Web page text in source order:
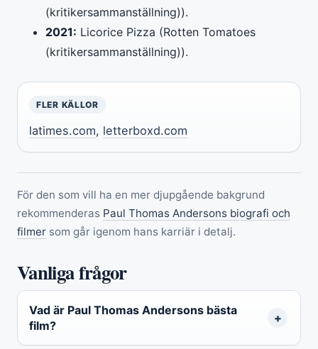
(kritikersammanställning)).
2021: Licorice Pizza (Rotten Tomatoes
(kritikersammanställning)).
FLER KÄLLOR
latimes.com, letterboxd.com
För den som vill ha en mer djupgående bakgrund
rekommenderas Paul Thomas Andersons biografi och
filmer som går igenom hans karriär i detalj.
Vanliga frågor
Vad är Paul Thomas Andersons bästa
film?